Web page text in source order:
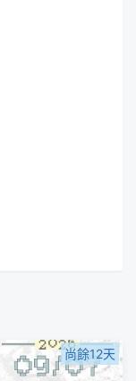
尚餘12天